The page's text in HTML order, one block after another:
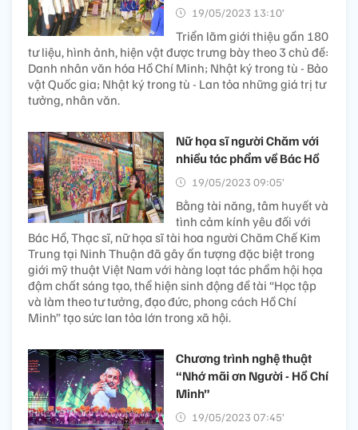
19/05/2023 13:10’
Triển lãm giới thiệu gần 180
tư liệu, hình ảnh, hiện vật được trưng bày theo 3 chủ đề:
Danh nhân văn hóa Hồ Chí Minh; Nhật ký trong tù - Bảo
vật Quốc gia; Nhật ký trong tù - Lan tỏa những giá trị tư
tưởng, nhân văn.
Nữ họa sĩ người Chăm với
nhiều tác phẩm về Bác Hồ
19/05/2023 09:05’
Bằng tài năng, tâm huyết và
tình cảm kính yêu đối với
Bác Hồ, Thạc sĩ, nữ họa sĩ tài hoa người Chăm Chế Kim
Trung tại Ninh Thuận đã gây ấn tượng đặc biệt trong
giới mỹ thuật Việt Nam với hàng loạt tác phẩm hội họa
đậm chất sáng tạo, thể hiện sinh động đề tài “Học tập
và làm theo tư tưởng, đạo đức, phong cách Hồ Chí
Minh” tạo sức lan tỏa lớn trong xã hội.
Chương trình nghệ thuật
“Nhớ mãi ơn Người - Hồ Chí
Minh”
19/05/2023 07:45’